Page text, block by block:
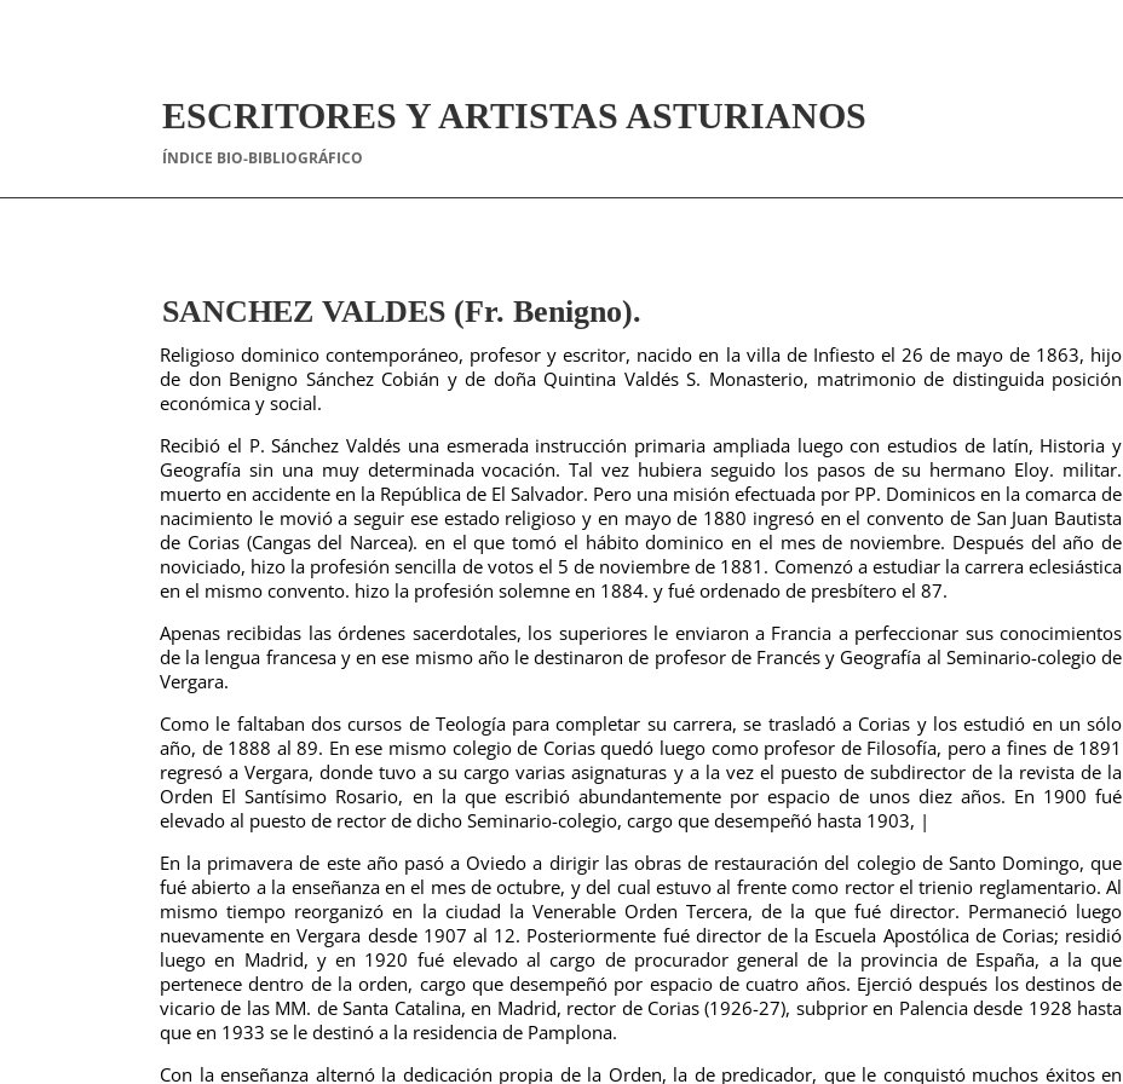
ESCRITORES Y ARTISTAS ASTURIANOS
ÍNDICE BIO-BIBLIOGRÁFICO
SANCHEZ VALDES (Fr. Benigno).
Religioso dominico contemporáneo, profesor y escritor, nacido en la villa de Infiesto el 26 de mayo de 1863, hijo
de don Benigno Sánchez Cobián y de doña Quintina Valdés S. Monasterio, matrimonio de distinguida posición
económica y social.
Recibió el P. Sánchez Valdés una esmerada instrucción primaria ampliada luego con estudios de latín, Historia y
Geografía sin una muy determinada vocación. Tal vez hubiera seguido los pasos de su hermano Eloy. militar.
muerto en accidente en la República de El Salvador. Pero una misión efectuada por PP. Dominicos en la comarca de
nacimiento le movió a seguir ese estado religioso y en mayo de 1880 ingresó en el convento de San Juan Bautista
de Corias (Cangas del Narcea). en el que tomó el hábito dominico en el mes de noviembre. Después del año de
noviciado, hizo la profesión sencilla de votos el 5 de noviembre de 1881. Comenzó a estudiar la carrera eclesiástica
en el mismo convento. hizo la profesión solemne en 1884. y fué ordenado de presbítero el 87.
Apenas recibidas las órdenes sacerdotales, los superiores le enviaron a Francia a perfeccionar sus conocimientos
de la lengua francesa y en ese mismo año le destinaron de profesor de Francés y Geografía al Seminario-colegio de
Vergara.
Como le faltaban dos cursos de Teología para completar su carrera, se trasladó a Corias y los estudió en un sólo
año, de 1888 al 89. En ese mismo colegio de Corias quedó luego como profesor de Filosofía, pero a fines de 1891
regresó a Vergara, donde tuvo a su cargo varias asignaturas y a la vez el puesto de subdirector de la revista de la
Orden El Santísimo Rosario, en la que escribió abundantemente por espacio de unos diez años. En 1900 fué
elevado al puesto de rector de dicho Seminario-colegio, cargo que desempeñó hasta 1903, |
En la primavera de este año pasó a Oviedo a dirigir las obras de restauración del colegio de Santo Domingo, que
fué abierto a la enseñanza en el mes de octubre, y del cual estuvo al frente como rector el trienio reglamentario. Al
mismo tiempo reorganizó en la ciudad la Venerable Orden Tercera, de la que fué director. Permaneció luego
nuevamente en Vergara desde 1907 al 12. Posteriormente fué director de la Escuela Apostólica de Corias; residió
luego en Madrid, y en 1920 fué elevado al cargo de procurador general de la provincia de España, a la que
pertenece dentro de la orden, cargo que desempeñó por espacio de cuatro años. Ejerció después los destinos de
vicario de las MM. de Santa Catalina, en Madrid, rector de Corias (1926-27), subprior en Palencia desde 1928 hasta
que en 1933 se le destinó a la residencia de Pamplona.
Con la enseñanza alternó la dedicación propia de la Orden, la de predicador, que le conquistó muchos éxitos en